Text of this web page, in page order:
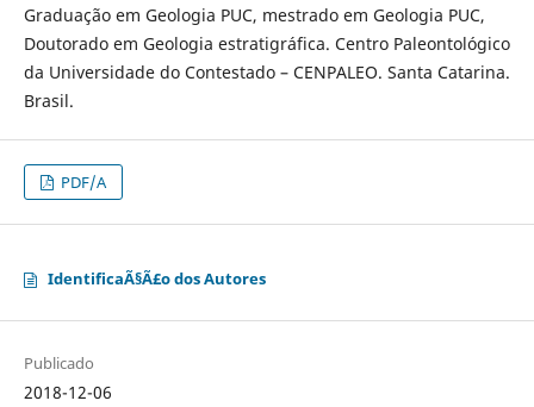
Graduação em Geologia PUC, mestrado em Geologia PUC,
Doutorado em Geologia estratigráfica. Centro Paleontológico
da Universidade do Contestado – CENPALEO. Santa Catarina.
Brasil.
PDF/A
IdentificaÃ§Ã£o dos Autores
Publicado
2018-12-06